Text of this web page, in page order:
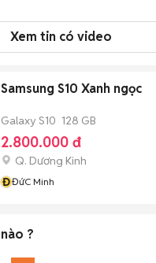
Xem tin có video
Samsung S10 Xanh ngọc
Galaxy S10 128 GB
2.800.000 đ
Q. Dương Kinh
ĐĐứC Minh
nào ?